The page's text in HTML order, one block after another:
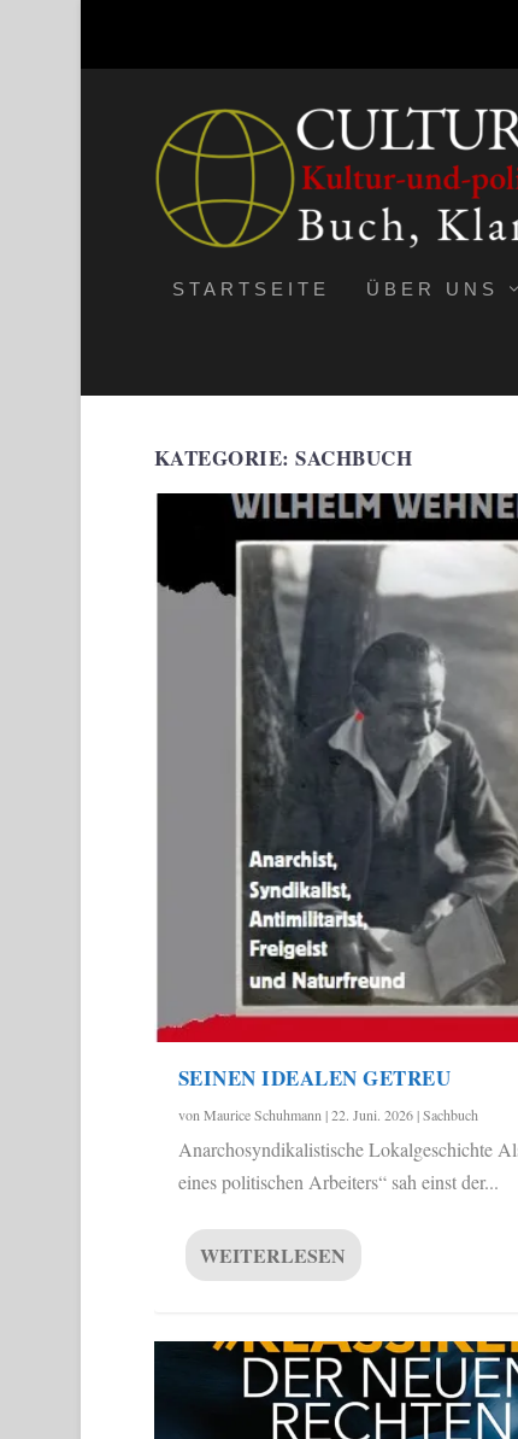
STARTSEITE ÜBER UNS
KATEGORIE:SACHBUCH
SEINEN IDEALEN GETREU
von Maurice Schuhmann |22. Juni. 2026|Sachbuch
Anarchosyndikalistische Lokalgeschichte
eines politischen Arbeiters“ sah einst der...
WEITERLESEN